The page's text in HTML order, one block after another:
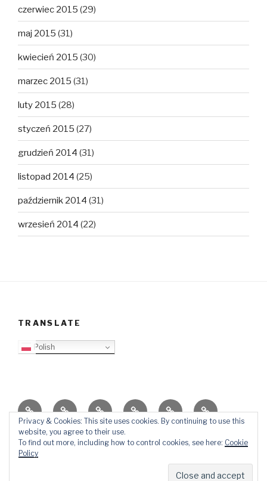
czerwiec 2015 (29)
maj 2015 (31)
kwiecień 2015 (30)
marzec 2015 (31)
luty 2015 (28)
styczeń 2015 (27)
grudzień 2014 (31)
listopad 2014 (25)
październik 2014 (31)
wrzesień 2014 (22)
TRANSLATE
Polish
O
blogu
Top
Lista
Ewangelizacja
Father
Daniel
Video
Blog
PB
KontaktŚlady
Privacy & Cookies: This site uses cookies. By continuing to use this
website, you agree to their use.
To find out more, including how to control cookies, see here: Cookie
Policy